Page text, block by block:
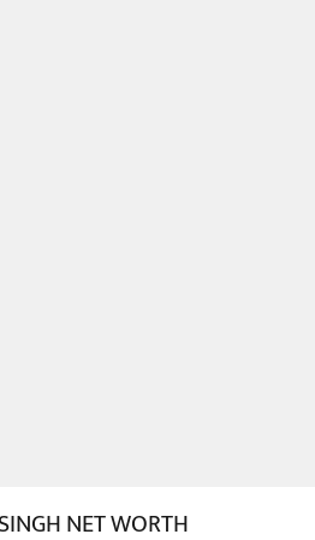
NET WORTH